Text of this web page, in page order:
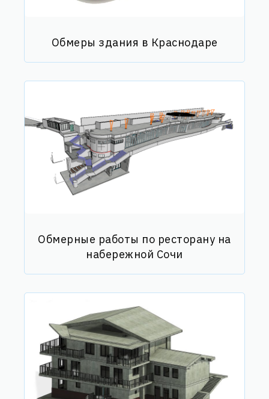
Обмеры здания в Краснодаре
Обмерные работы по ресторану на
набережной Сочи